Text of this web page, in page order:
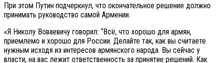
При этом Путин подчеркнул, что окончательное решение должно
принимать руководство самой Армении.
«Я Николу Воваевичу говорил: “Всё, что хорошо для армян,
приемлемо и хорошо для России. Делайте так, как вы считаете
нужным исходя из интересов армянского народа. Вы сейчас у
власти, на вас лежит ответственность за принятие решений. Как